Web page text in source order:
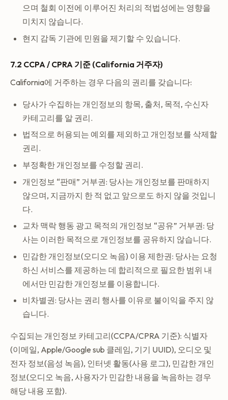
으며 철회 이전에 이루어진 처리의 적법성에는 영향을
미치지 않습니다.
현지 감독 기관에 민원을 제기할 수 있습니다.
7.2 CCPA / CPRA 기준 (California 거주자)
California에 거주하는 경우 다음의 권리를 갖습니다:
당사가 수집하는 개인정보의 항목, 출처, 목적, 수신자
카테고리를 알 권리.
법적으로 허용되는 예외를 제외하고 개인정보를 삭제할
권리.
부정확한 개인정보를 수정할 권리.
개인정보 “판매” 거부권: 당사는 개인정보를 판매하지
않으며, 지금까지 한 적 없고 앞으로도 하지 않을 것입니
다.
교차 맥락 행동 광고 목적의 개인정보 “공유” 거부권: 당
사는 이러한 목적으로 개인정보를 공유하지 않습니다.
민감한 개인정보(오디오 녹음) 이용 제한권: 당사는 요청
하신 서비스를 제공하는 데 합리적으로 필요한 범위 내
에서만 민감한 개인정보를 이용합니다.
비차별권: 당사는 권리 행사를 이유로 불이익을 주지 않
습니다.
수집되는 개인정보 카테고리(CCPA/CPRA 기준): 식별자
(이메일, Apple/Google sub 클레임, 기기 UUID), 오디오 및
전자 정보(음성 녹음), 인터넷 활동(사용 로그), 민감한 개인
정보(오디오 녹음, 사용자가 민감한 내용을 녹음하는 경우
해당 내용 포함).